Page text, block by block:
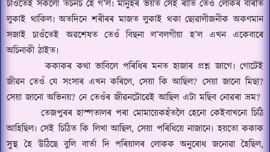
চাওঁতেই সকলো তচনচ হৈ গ’ল৷ মানুহৰ ভয়ত সেই ৰাতি তেওঁ লোকৰ বাৰীত
লুকাই থাকিল৷ অতদিনে শৰীৰৰ মাজত লুকাই থকা ছোৱালীজনীক অকণমান
সজাই চাওঁতেই অৱশেষত তেওঁ বিছনা ল’বলগীয়া হ’ল এখন একেবাৰে
অচিনাকী ঠাইত৷
ককাকৰ কথা ভাবিলে পৰিধিৰ মনত হাজাৰ প্ৰশ্ন জাগে৷ গোটেই
জীৱন তেওঁ যে সংসাৰ এখন কৰিলে,সেয়া কি আছিল? সেয়া জানো মিছা?
সেয়া জানো অভিনয়? নে তেওঁৰ জীৱনটোৱেই আছিল এটা মছিব নোৱৰা ভ্ৰম?
তেজপুৰৰ হাস্পতালৰ পৰা মোমায়েকহঁতলৈ হেনো কেইবাখনো চিঠি
আহিছিল৷ সেই চিঠিত কি লিখা আছিল,সেয়া পৰিধিয়ে নাজানে৷ হয়তো ককাক
সুস্থ হৈ উঠিছে বুলি বাৰ্তা দি পৰিয়ালৰ লোকক অনুৰোধ জনোৱা হৈছিল,